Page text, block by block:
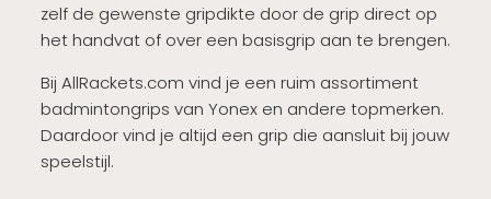
zelf de gewenste gripdikte door de grip direct op
het handvat of over een basisgrip aan te brengen.
Bij AllRackets.com vind je een ruim assortiment
badmintongrips van Yonex en andere topmerken.
Daardoor vind je altijd een grip die aansluit bij jouw
speelstijl.